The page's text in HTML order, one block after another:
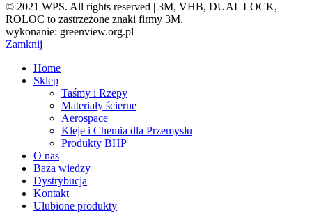
© 2021 WPS. All rights reserved | 3M, VHB, DUAL LOCK,
ROLOC to zastrzeżone znaki firmy 3M.
wykonanie: greenview.org.pl
Zamknij
Home
Sklep
Taśmy i Rzepy
Materiały ścierne
Aerospace
Kleje i Chemia dla Przemysłu
Produkty BHP
O nas
Baza wiedzy
Dystrybucja
Kontakt
Ulubione produkty